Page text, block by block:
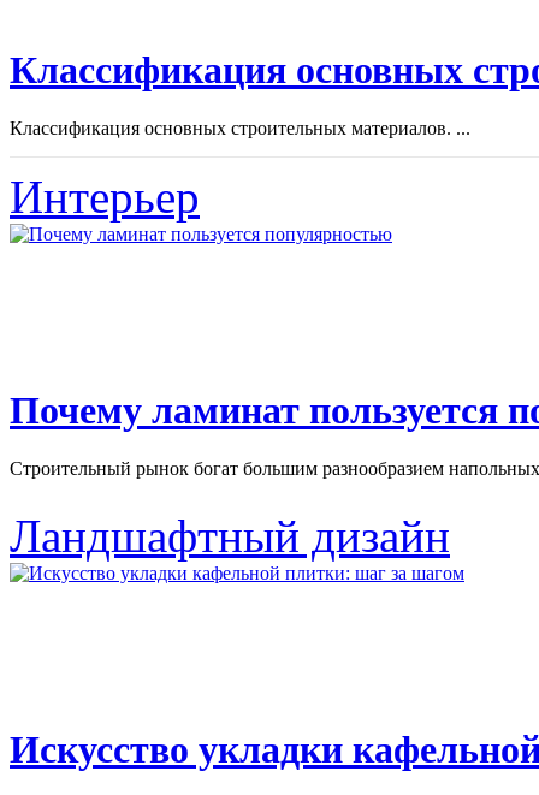
Классификация основных
Классификация основных строительных материалов. ...
Интерьер
Почему ламинат пользуется
Строительный рынок богат большим разнообразием
Ландшафтный дизайн
Искусство укладки